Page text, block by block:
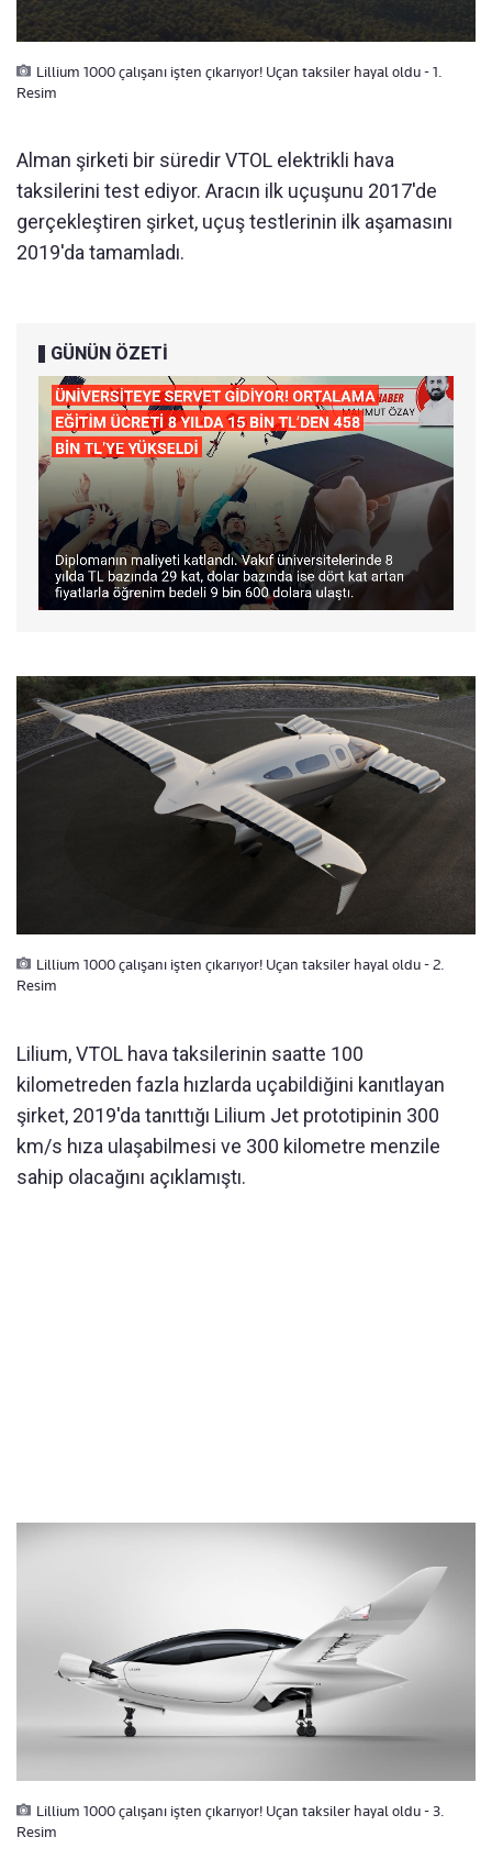
Lillium 1000 çalışanı işten çıkarıyor! Uçan taksiler hayal oldu - 1.
Resim
Alman şirketi bir süredir VTOL elektrikli hava
taksilerini test ediyor. Aracın ilk uçuşunu 2017'de
gerçekleştiren şirket, uçuş testlerinin ilk aşamasını
2019'da tamamladı.
GÜNÜN ÖZETİ
Lillium 1000 çalışanı işten çıkarıyor! Uçan taksiler hayal oldu - 2.
Resim
Lilium, VTOL hava taksilerinin saatte 100
kilometreden fazla hızlarda uçabildiğini kanıtlayan
şirket, 2019'da tanıttığı Lilium Jet prototipinin 300
km/s hıza ulaşabilmesi ve 300 kilometre menzile
sahip olacağını açıklamıştı.
Lillium 1000 çalışanı işten çıkarıyor! Uçan taksiler hayal oldu - 3.
Resim